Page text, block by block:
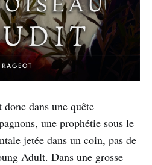
dans une quête
une prophétie sous le
jetée dans un coin, pas de
Adult. Dans une grosse